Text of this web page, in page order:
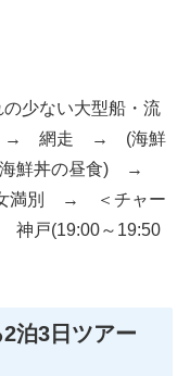
少ない大型船・流
) → 網走 → (海鮮
海鮮丼の昼食) →
満別 → ＜チャー
戸(19:00～19:50
泊3日ツアー